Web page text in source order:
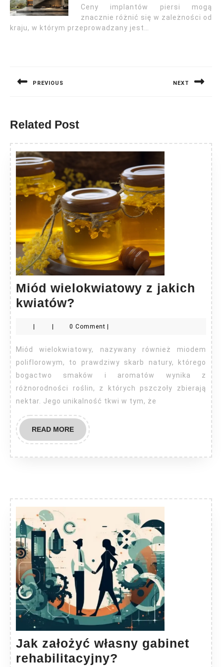
Ceny implantów piersi mogą
znacznie różnić się w zależności od
kraju, w którym przeprowadzany jest…
PREVIOUS NEXT
Related Post
Miód wielokwiatowy z jakich
kwiatów?
z
jakich
kwiatów?
0 Comment
Miód wielokwiatowy, nazywany również miodem
poliflorowym, to prawdziwy skarb natury, którego
bogactwo smaków i aromatów wynika z
różnorodności roślin, z których pszczoły zbierają
nektar. Jego unikalność tkwi w tym, że
READ MOREREAD
MORE
Jak założyć własny gabinet
rehabilitacyjny?